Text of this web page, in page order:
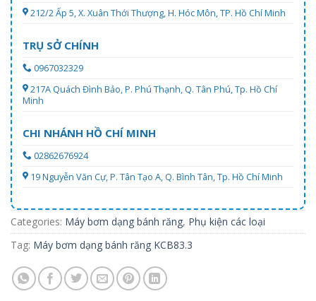
212/2 Ấp 5, X. Xuân Thới Thượng, H. Hóc Môn, TP. Hồ Chí Minh
TRỤ SỞ CHÍNH
0967032329
217A Quách Đình Bảo, P. Phú Thạnh, Q. Tân Phú, Tp. Hồ Chí
Minh
CHI NHÁNH HỒ CHÍ MINH
02862676924
19 Nguyễn Văn Cự, P. Tân Tạo A, Q. Bình Tân, Tp. Hồ Chí Minh
Categories: Máy bơm dạng bánh răng, Phụ kiện các loại
Tag: Máy bơm dạng bánh răng KCB83.3